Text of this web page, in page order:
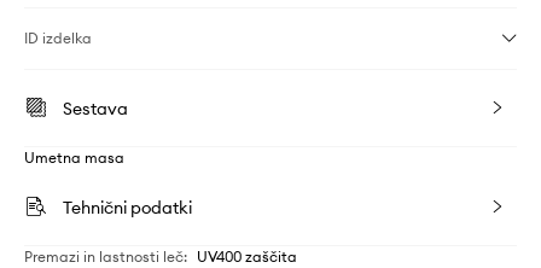
ID izdelka
Sestava
Umetna masa
Tehnični podatki
Premazi in lastnosti leč: UV400 zaščita